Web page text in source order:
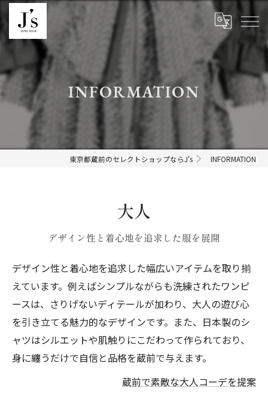
INFORMATION
東京都蔵前のセレクトショップならJ's INFORMATION
大人
デザイン性と着心地を追求した服を展開
デザイン性と着心地を追求した幅広いアイテムを取り揃
えています。例えばシンプルながらも洗練されたワンピ
ースは、さりげないディテールが加わり、大人の遊び心
を引き立てる魅力的なデザインです。また、日本製のシ
ャツはシルエットや肌触りにこだわって作られており、
身に纏うだけで自信と品格を蔵前で与えます。
蔵前で素敵な大人コーデを提案